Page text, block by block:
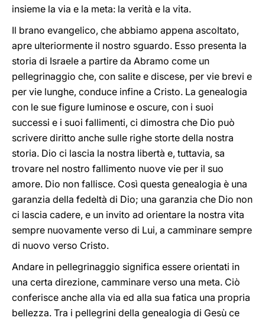
insieme la via e la meta: la verità e la vita.
Il brano evangelico, che abbiamo appena ascoltato,
apre ulteriormente il nostro sguardo. Esso presenta la
storia di Israele a partire da Abramo come un
pellegrinaggio che, con salite e discese, per vie brevi e
per vie lunghe, conduce infine a Cristo. La genealogia
con le sue figure luminose e oscure, con i suoi
successi e i suoi fallimenti, ci dimostra che Dio può
scrivere diritto anche sulle righe storte della nostra
storia. Dio ci lascia la nostra libertà e, tuttavia, sa
trovare nel nostro fallimento nuove vie per il suo
amore. Dio non fallisce. Così questa genealogia è una
garanzia della fedeltà di Dio; una garanzia che Dio non
ci lascia cadere, e un invito ad orientare la nostra vita
sempre nuovamente verso di Lui, a camminare sempre
di nuovo verso Cristo.
Andare in pellegrinaggio significa essere orientati in
una certa direzione, camminare verso una meta. Ciò
conferisce anche alla via ed alla sua fatica una propria
bellezza. Tra i pellegrini della genealogia di Gesù ce